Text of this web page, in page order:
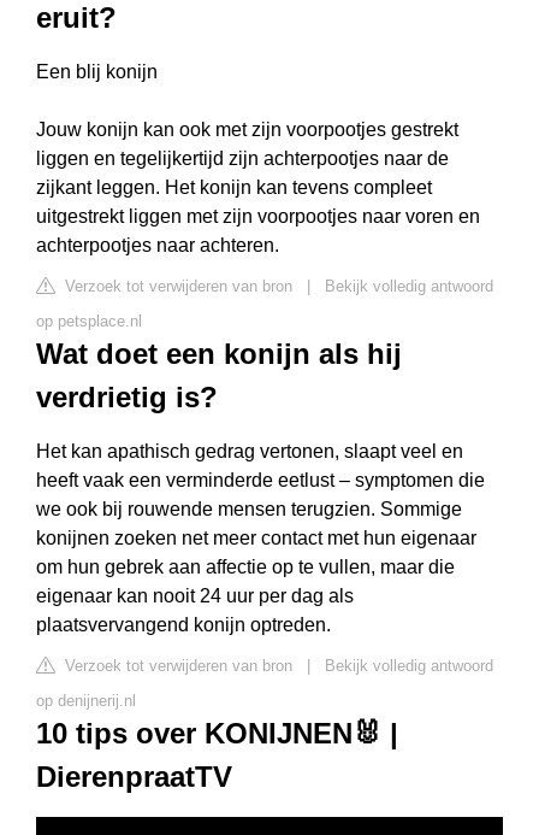
eruit?
Een blij konijn
Jouw konijn kan ook met zijn voorpootjes gestrekt
liggen en tegelijkertijd zijn achterpootjes naar de
zijkant leggen. Het konijn kan tevens compleet
uitgestrekt liggen met zijn voorpootjes naar voren en
achterpootjes naar achteren.
Verzoek tot verwijderen van bron
Bekijk volledig antwoord
op petsplace.nl
Wat doet een konijn als hij
verdrietig is?
Het kan apathisch gedrag vertonen, slaapt veel en
heeft vaak een verminderde eetlust – symptomen die
we ook bij rouwende mensen terugzien. Sommige
konijnen zoeken net meer contact met hun eigenaar
om hun gebrek aan affectie op te vullen, maar die
eigenaar kan nooit 24 uur per dag als
plaatsvervangend konijn optreden.
Verzoek tot verwijderen van bron
Bekijk volledig antwoord
op denijnerij.nl
10 tips over KONIJNEN🐰 |
DierenpraatTV